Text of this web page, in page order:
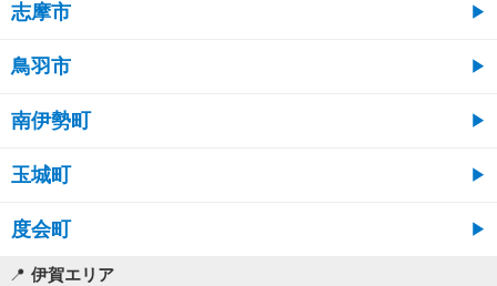
志摩市
鳥羽市
南伊勢町
玉城町
度会町
伊賀エリア